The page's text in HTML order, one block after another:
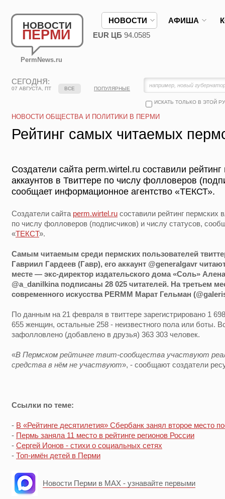
НОВОСТИ
ПЕРМИ
PermNews.ru
НОВОСТИ АФИША
EUR ЦБ 94.0585
СЕГОДНЯ:
07 АВГУСТА, ПТ
ИСКАТЬ ТОЛЬКО В ЭТОЙ
ВСЕ ПОПУЛЯРНЫЕ
НОВОСТИ ОБЩЕСТВА И ПОЛИТИКИ В ПЕРМИ
Рейтинг самых читаемых
Создатели сайта perm.wirtel.ru составили
аккаунтов в Твиттере по числу фолловеров
сообщает информационное агентство «ТЕКСТ».
Создатели сайта perm.wirtel.ru составили рейтинг пермских
по числу фолловеров (подписчиков) и числу статусов,
«ТЕКСТ».
Самым читаемым среди пермских пользователей
Гавриил Гардеев (Гавр), его аккаунт @generalgavr
месте — экс-директор издательского дома «Соль»
@a_danilkina подписаны 28 025 читателей. На третьем
современного искусства PERMM Марат Гельман
По данным на 21 февраля в твиттере зарегистрировано 1
655 женщин, остальные 258 - неизвестного пола или боты.
зафолловлено (добавлено в друзья) 363 303 человек.
«В Пермском рейтинге твит-сообщества участвуют
средства в нём не участвуют», - сообщают создатели
Ссылки по теме:
- В «Рейтинге десятилетия» Сбербанк занял второе место
- Пермь заняла 11 место в рейтинге регионов России
- Сергей Ионов - стихи о социальных сетях
- Топ-имён детей в Перми
Новости Перми в MAX - узнавайте первыми